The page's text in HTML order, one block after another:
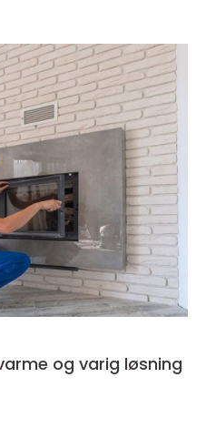
og varig løsning